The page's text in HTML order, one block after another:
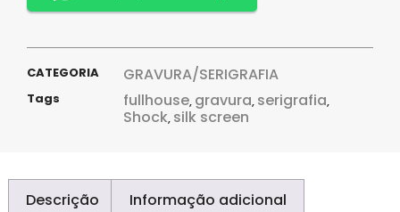
CATEGORIA GRAVURA/SERIGRAFIA
Tags fullhouse, gravura, serigrafia,
Shock, silk screen
Descrição Informação adicional